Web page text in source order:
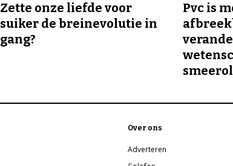
Zette onze liefde voor
suiker de breinevolutie in
gang?
Pvc is
Over ons
Adverteren